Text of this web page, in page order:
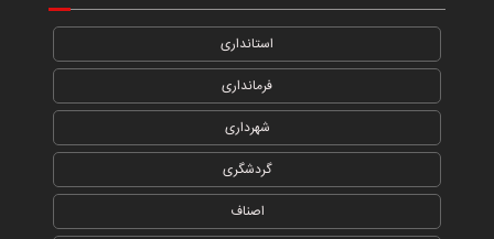
استانداری
فرمانداری
شهرداری
گردشگری
اصناف